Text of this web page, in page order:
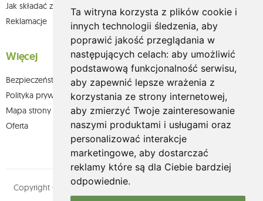
Ta witryna korzysta z plików cookie i
innych technologii śledzenia, aby
poprawić jakość przeglądania w
następujących celach: aby umożliwić
podstawową funkcjonalność serwisu,
aby zapewnić lepsze wrażenia z
korzystania ze strony internetowej,
aby zmierzyć Twoje zainteresowanie
naszymi produktami i usługami oraz
personalizować interakcje
marketingowe, aby dostarczać
reklamy które są dla Ciebie bardziej
odpowiednie.
Jak składać zamówienia w sklepie olium.pl?
Reklamacje
Więcej
Bezpieczeństwo płatności
Polityka prywatności
Mapa strony
Oferta
Copyright © olium.pl. Wszystkie prawa zastrzeżone. Designed by